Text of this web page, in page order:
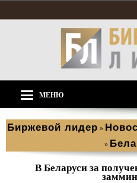
МЕНЮ
Биржевой лидер »
»
В Беларуси за